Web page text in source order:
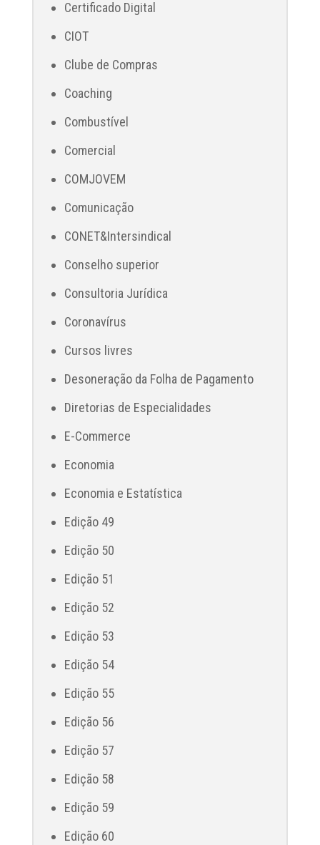
Certificado Digital
CIOT
Clube de Compras
Coaching
Combustível
Comercial
COMJOVEM
Comunicação
CONET&Intersindical
Conselho superior
Consultoria Jurídica
Coronavírus
Cursos livres
Desoneração da Folha de Pagamento
Diretorias de Especialidades
E-Commerce
Economia
Economia e Estatística
Edição 49
Edição 50
Edição 51
Edição 52
Edição 53
Edição 54
Edição 55
Edição 56
Edição 57
Edição 58
Edição 59
Edição 60